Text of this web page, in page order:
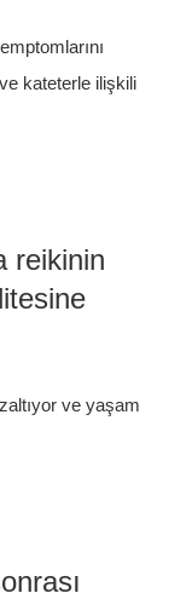
ve kateterle ilişkili
reikinin
ve yaşam